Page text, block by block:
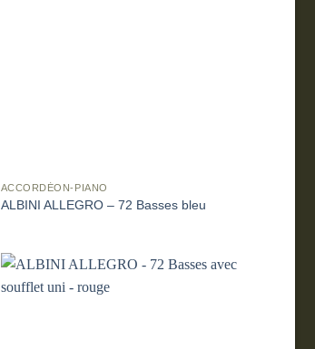
ACCORDÉON-PIANO
ALBINI ALLEGRO – 72 Basses bleu